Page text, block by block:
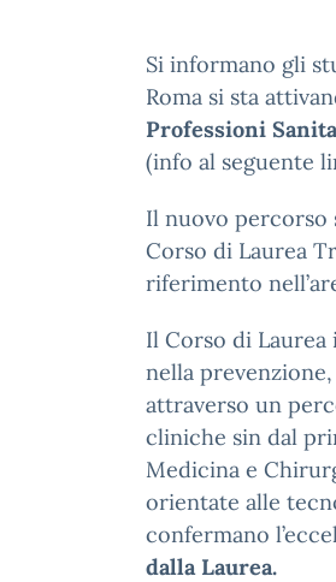
Si informano gli
Roma si sta
Professioni
(info al seguente
Il nuovo percorso
Corso di Laurea
riferimento
Il Corso di Laurea
nella
attraverso un
cliniche sin dal
Medicina e
orientate alle
confermano
dalla Laurea.